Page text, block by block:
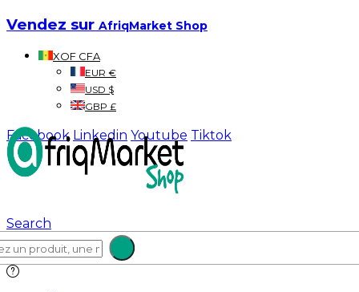
Vendez sur AfriqMarket Shop
XOF CFA
EUR €
USD $
GBP £
Facebook Linkedin Youtube Tiktok
Search